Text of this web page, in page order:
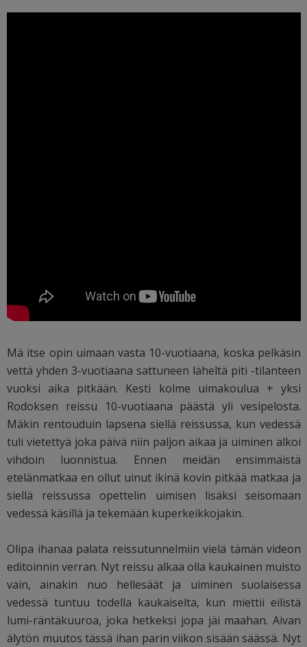
Mä itse opin uimaan vasta 10-vuotiaana, koska pelkäsin
vettä yhden 3-vuotiaana sattuneen läheltä piti -tilanteen
vuoksi aika pitkään. Kesti kolme uimakoulua + yksi
Rodoksen reissu 10-vuotiaana päästä yli vesipelosta.
Mäkin rentouduin lapsena siellä reissussa, kun vedessä
tuli vietettyä joka päivä niin paljon aikaa ja uiminen alkoi
vihdoin luonnistua. Ennen meidän ensimmäistä
etelänmatkaa en ollut uinut ikinä kovin pitkää matkaa ja
siellä reissussa opettelin uimisen lisäksi seisomaan
vedessä käsillä ja tekemään kuperkeikkojakin.
Olipa ihanaa palata reissutunnelmiin vielä tämän videon
editoinnin verran. Nyt reissu alkaa olla kaukainen muisto
vain, ainakin nuo hellesäät ja uiminen suolaisessa
vedessä tuntuu todella kaukaiselta, kun miettii eilistä
lumi-räntäkuuroa, joka hetkeksi jopa jäi maahan. Aivan
älytön muutos tässä ihan parin viikon sisään säässä. Nyt